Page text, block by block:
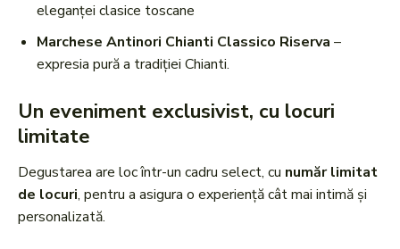
eleganței clasice toscane
Marchese Antinori Chianti Classico Riserva –
expresia pură a tradiției Chianti.
Un eveniment exclusivist, cu locuri
limitate
Degustarea are loc într-un cadru select, cu număr limitat
de locuri, pentru a asigura o experiență cât mai intimă și
personalizată.